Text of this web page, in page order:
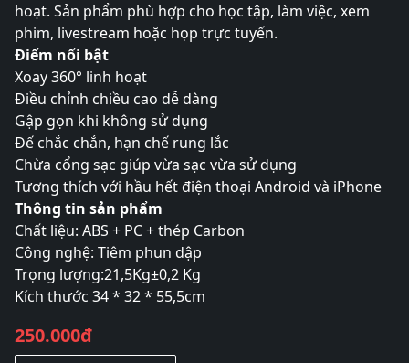
hoạt. Sản phẩm phù hợp cho học tập, làm việc, xem
phim, livestream hoặc họp trực tuyến.
Điểm nổi bật
Xoay 360° linh hoạt
Điều chỉnh chiều cao dễ dàng
Gập gọn khi không sử dụng
Đế chắc chắn, hạn chế rung lắc
Chừa cổng sạc giúp vừa sạc vừa sử dụng
Tương thích với hầu hết điện thoại Android và iPhone
Thông tin sản phẩm
Chất liệu: ABS + PC + thép Carbon
Công nghệ: Tiêm phun dập
Trọng lượng:21,5Kg±0,2 Kg
Kích thước 34 * 32 * 55,5cm
250.000đ